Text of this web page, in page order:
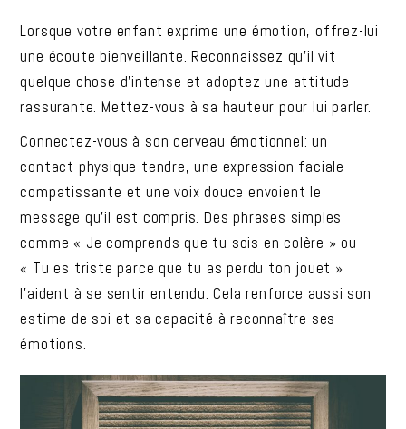
Lorsque votre enfant exprime une émotion, offrez-lui
une écoute bienveillante. Reconnaissez qu’il vit
quelque chose d’intense et adoptez une attitude
rassurante. Mettez-vous à sa hauteur pour lui parler.
Connectez-vous à son cerveau émotionnel: un
contact physique tendre, une expression faciale
compatissante et une voix douce envoient le
message qu’il est compris. Des phrases simples
comme « Je comprends que tu sois en colère » ou
« Tu es triste parce que tu as perdu ton jouet »
l’aident à se sentir entendu. Cela renforce aussi son
estime de soi et sa capacité à reconnaître ses
émotions.